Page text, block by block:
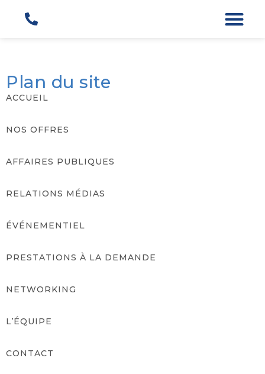
Plan du site
ACCUEIL
NOS OFFRES
AFFAIRES PUBLIQUES
RELATIONS MÉDIAS
ÉVÉNEMENTIEL
PRESTATIONS À LA DEMANDE
NETWORKING
L’ÉQUIPE
CONTACT